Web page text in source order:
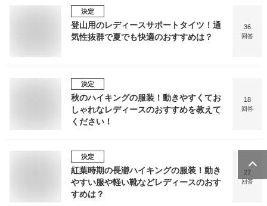
決定
登山用のレディースサポートタイツ！通
気性抜群で夏でも快適のおすすめは？
36
回答
決定
秋のハイキングの服装！動きやすくてお
しゃれなレディースのおすすめを教えて
ください！
18
回答
決定
紅葉時期の長瀞ハイキングの服装！動き
やすい服や軽い靴などレディースのおす
すめは？
22
回答